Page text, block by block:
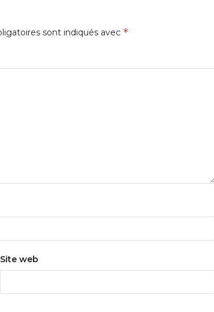
sont indiqués avec *
Site web